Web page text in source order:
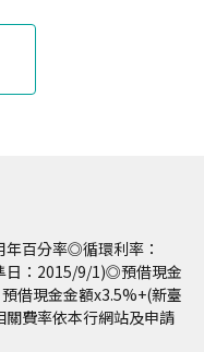
百分率◎循環利率：
日：2015/9/1)◎預借現金
借現金金額x3.5%+(新臺
費率依本行網站及申請